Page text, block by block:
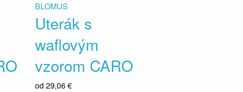
BLOMUS
Uterák s
waflovým
vzorom CARO
od 29,06 €